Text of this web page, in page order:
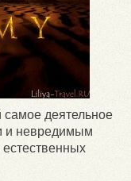
деятельное
и невредимым